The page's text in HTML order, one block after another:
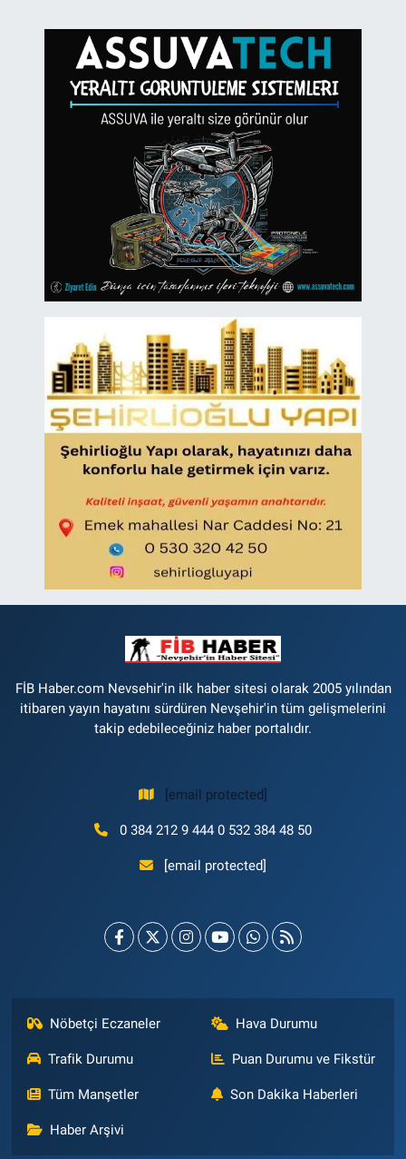
FİB Haber.com Nevsehir'in ilk haber sitesi olarak 2005 yılından
itibaren yayın hayatını sürdüren Nevşehir'in tüm gelişmelerini
takip edebileceğiniz haber portalıdır.
[email protected]
0 384 212 9 444 0 532 384 48 50
[email protected]
Nöbetçi Eczaneler Hava Durumu
Trafik Durumu Puan Durumu ve Fikstür
Tüm Manşetler Son Dakika Haberleri
Haber Arşivi